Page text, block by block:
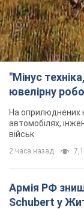
"Мінус
ювелірну
На оприлюднених
автомобілях,
військ
2 часа назад
Армія РФ
Schubert у